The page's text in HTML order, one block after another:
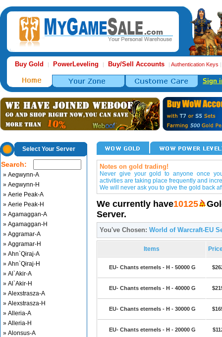
Buy Gold | PowerLeveling | Buy/Sell Accounts | Authentication Keys
Sign
Select Your Server
Search:
» Aegwynn-A
» Aegwynn-H
» Aerie Peak-A
» Aerie Peak-H
» Agamaggan-A
» Agamaggan-H
» Aggramar-A
» Aggramar-H
» Ahn`Qiraj-A
» Ahn`Qiraj-H
» Al`Akir-A
» Al`Akir-H
» Alexstrasza-A
» Alexstrasza-H
» Alleria-A
» Alleria-H
» Alonsus-A
Notes on gold trading!
Never give your gold to anyone once
activities are taking place frequently and
We will never ask you to give the gold back
We currently have10125
Server.
You've Chosen: World of Warcraft-EU
Items
EU- Chants eternels - H - 50000 G
EU- Chants eternels - H - 40000 G
EU- Chants eternels - H - 30000 G
EU- Chants eternels - H - 20000 G